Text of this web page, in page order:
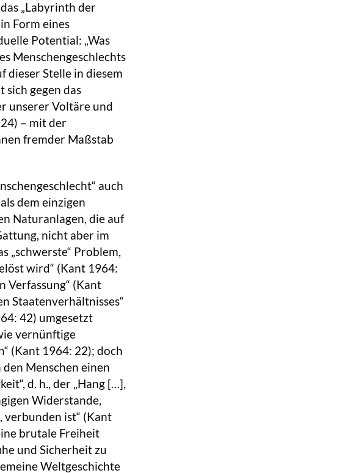
„Labyrinth der
Form eines
Potential: „Was
Menschengeschlechts
dieser Stelle in diesem
sich gegen das
unserer Voltäre und
– mit der
fremder Maßstab
auch
dem einzigen
Naturanlagen, die auf
nicht aber im
„schwerste“ Problem,
wird“ (Kant 1964:
Verfassung“ (Kant
Staatenverhältnisses“
42) umgesetzt
vernünftige
(Kant 1964: 22); doch
Menschen einen
d. h., der „Hang […],
Widerstande,
verbunden ist“ (Kant
brutale Freiheit
und Sicherheit zu
Weltgeschichte